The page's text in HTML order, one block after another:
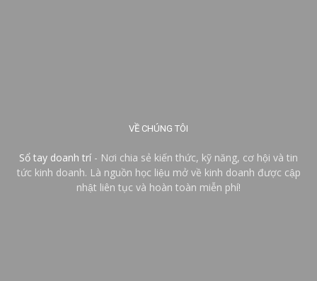
VỀ CHÚNG TÔI
Sổ tay doanh trí - Nơi chia sẻ kiến thức, kỹ năng, cơ hội và tin
tức kinh doanh. Là nguồn học liệu mở về kinh doanh được cập
nhật liên tục và hoàn toàn miễn phí!